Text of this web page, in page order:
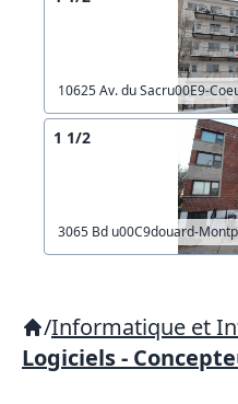
10625 Av. du Sacru00E9-
1 1/2
3065 Bd u00C9douard-
/Informatique et
Logiciels -